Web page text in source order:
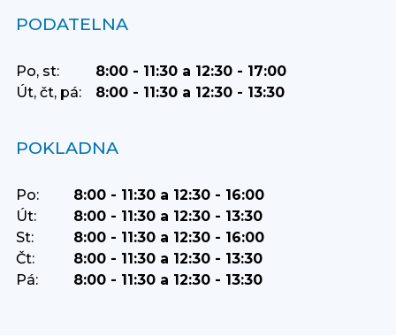
PODATELNA
Po, st:
8:00 - 11:30 a 12:30 - 17:00
Út, čt, pá:
8:00 - 11:30 a 12:30 - 13:30
POKLADNA
Po:
8:00 - 11:30 a 12:30 - 16:00
Út:
8:00 - 11:30 a 12:30 - 13:30
St:
8:00 - 11:30 a 12:30 - 16:00
Čt:
8:00 - 11:30 a 12:30 - 13:30
Pá:
8:00 - 11:30 a 12:30 - 13:30